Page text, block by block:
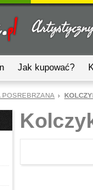
Jak kupować?
POSREBRZANA